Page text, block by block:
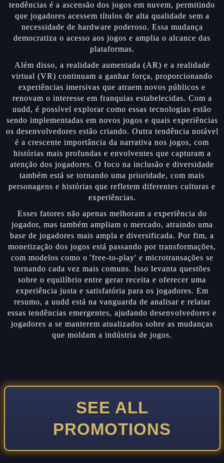
tendências é a ascensão dos jogos em nuvem, permitindo
que jogadores acessem títulos de alta qualidade sem a
necessidade de hardware poderoso. Essa mudança
democratiza o acesso aos jogos e amplia o alcance das
plataformas.
Além disso, a realidade aumentada (AR) e a realidade
virtual (VR) continuam a ganhar força, proporcionando
experiências imersivas que atraem novos públicos e
renovam o interesse em franquias estabelecidas. Com a
uudd, é possível explorar como essas tecnologias estão
sendo implementadas em novos jogos e quais experiências
os desenvolvedores estão criando. Outra tendência notável
é a crescente importância da narrativa nos jogos, com
histórias mais profundas e envolventes que capturam a
atenção dos jogadores. O foco na inclusão e diversidade
também está se tornando uma prioridade, com mais
personagens e histórias que refletem diferentes culturas e
experiências.
Esses fatores não apenas melhoram a experiência do
jogador, mas também ampliam o mercado, atraindo uma
base de jogadores mais ampla e diversificada. Por fim, a
monetização dos jogos está passando por transformações,
com modelos como o 'free-to-play' e microtransações se
tornando cada vez mais comuns. Isso levanta questões
sobre o equilíbrio entre gerar receita e oferecer uma
experiência justa e satisfatória para os jogadores. Em
resumo, a uudd está na vanguarda de analisar e relatar
essas tendências emergentes, ajudando desenvolvedores e
jogadores a se manterem atualizados sobre as mudanças
que moldam a indústria de jogos.
SEE ALL
PROMOTIONS